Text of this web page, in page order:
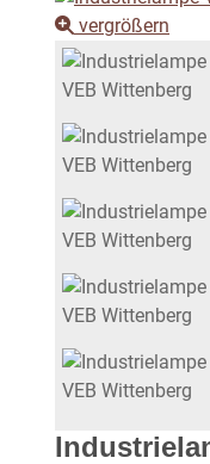
vergrößern